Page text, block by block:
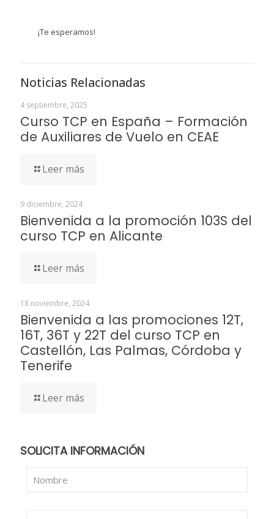
¡Te esperamos!
Noticias Relacionadas
4 septiembre, 2025
Curso TCP en España – Formación
de Auxiliares de Vuelo en CEAE
Leer más
9 diciembre, 2024
Bienvenida a la promoción 103S del
curso TCP en Alicante
Leer más
18 noviembre, 2024
Bienvenida a las promociones 12T,
16T, 36T y 22T del curso TCP en
Castellón, Las Palmas, Córdoba y
Tenerife
Leer más
SOLICITA INFORMACIÓN